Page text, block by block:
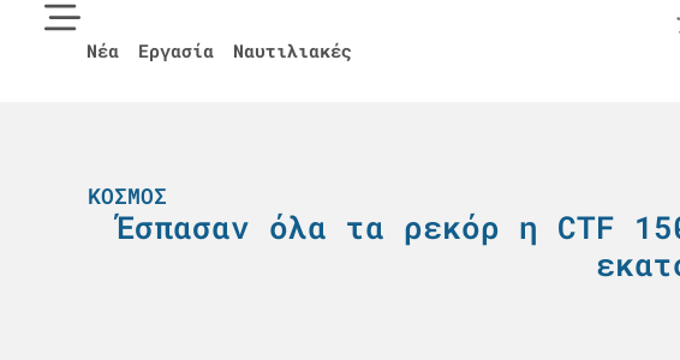
Νέα Εργασία Ναυτιλιακές
ΚΌΣΜΟΣ
Έσπασαν όλα τα ρεκόρ η CTF